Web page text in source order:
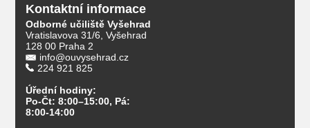
Kontaktní informace
Odborné učiliště Vyšehrad
Vratislavova 31/6, Vyšehrad
128 00 Praha 2
info@ouvysehrad.cz
224 921 825
Úřední hodiny:
Po-Čt: 8:00–15:00, Pá:
8:00-14:00